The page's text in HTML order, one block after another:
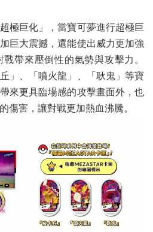
極巨化」，當寶可夢進行超極巨
巨大震撼，還能使出威力更加強
帶來壓倒性的氣勢與攻擊力。
」、「噴火龍」、「耿鬼」等寶
來更具臨場感的攻擊畫面外，也
傷害，讓對戰更加熱血沸騰。